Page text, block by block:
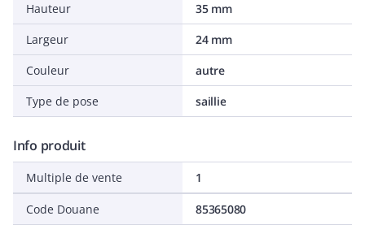
Hauteur
35 mm
Largeur
24 mm
Couleur
autre
Type de pose
saillie
Info produit
Multiple de vente 1
Code Douane 85365080